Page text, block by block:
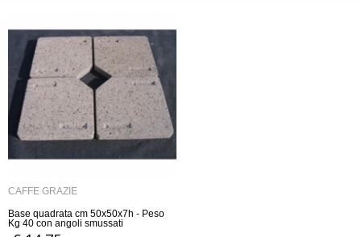
CAFFÈ GRAZIE
Base quadrata cm 50x50x7h - Peso
Kg 40 con angoli smussati